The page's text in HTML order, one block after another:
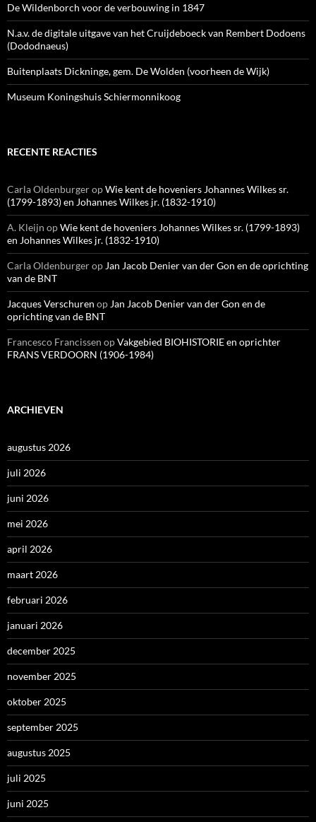
De Wildenborch voor de verbouwing in 1847
N.a.v. de digitale uitgave van het Cruijdeboeck van Rembert Dodoens
(Dododnaeus)
Buitenplaats Dickninge, gem. De Wolden (voorheen de Wijk)
Museum Koningshuis Schiermonnikoog
RECENTE REACTIES
Carla OldenburgeropWie kent de hoveniers Johannes Wilkes sr.
(1799-1893) en Johannes Wilkes jr. (1832-1910)
A. Kleijn opWie kent de hoveniers Johannes Wilkes sr. (1799-1893)
en Johannes Wilkes jr. (1832-1910)
Carla Oldenburgerop Jan Jacob Denier van der Gon en de oprichting
van de BNT
Jacques Verschuren op Jan Jacob Denier van der Gon en de
oprichting van de BNT
Francesco Francissen opVakgebied BIOHISTORIE en oprichter
FRANS VERDOORN (1906-1984)
ARCHIEVEN
augustus 2026
juli 2026
juni 2026
mei 2026
april 2026
maart 2026
februari 2026
januari 2026
december 2025
november 2025
oktober 2025
september 2025
augustus 2025
juli 2025
juni 2025